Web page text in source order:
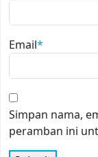
Email*
Simpan nama,
peramban ini